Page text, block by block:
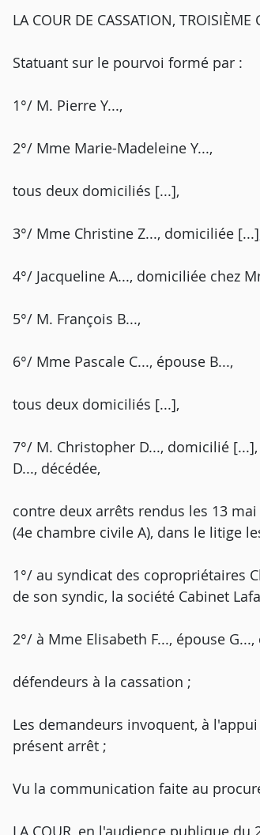
LA COUR DE CASSATION,
Statuant sur le pourvoi formé par :
1°/ M. Pierre Y...,
2°/ Mme Marie-Madeleine Y...,
tous deux domiciliés [...],
3°/ Mme Christine Z..., domiciliée
4°/ Jacqueline A..., domiciliée chez
5°/ M. François B...,
6°/ Mme Pascale C..., épouse B...,
tous deux domiciliés [...],
7°/ M. Christopher D..., domicilié
D..., décédée,
contre deux arrêts rendus les 13
(4e chambre civile A), dans le litige
1°/ au syndicat des copropriétaires
de son syndic, la société Cabinet
2°/ à Mme Elisabeth F..., épouse
défendeurs à la cassation ;
Les demandeurs invoquent, à
présent arrêt ;
Vu la communication faite au
LA COUR, en l'audience publique